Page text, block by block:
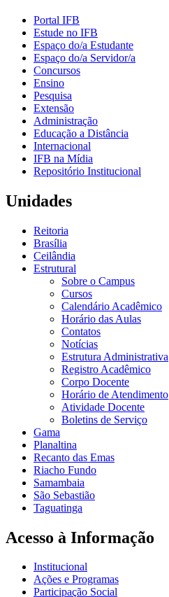
Portal IFB
Estude no IFB
Espaço do/a Estudante
Espaço do/a Servidor/a
Concursos
Ensino
Pesquisa
Extensão
Administração
Educação a Distância
Internacional
IFB na Mídia
Repositório Institucional
Unidades
Reitoria
Brasília
Ceilândia
Estrutural
Sobre o Campus
Cursos
Calendário Acadêmico
Horário das Aulas
Contatos
Notícias
Estrutura Administrativa
Registro Acadêmico
Corpo Docente
Horário de Atendimento
Atividade Docente
Boletins de Serviço
Gama
Planaltina
Recanto das Emas
Riacho Fundo
Samambaia
São Sebastião
Taguatinga
Acesso à Informação
Institucional
Ações e Programas
Participação Social